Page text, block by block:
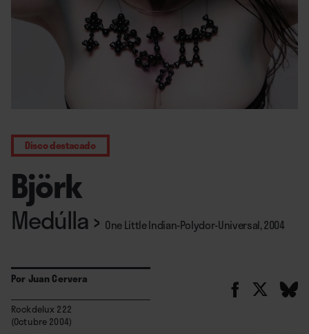
Disco destacado
Björk
Medúlla› One Little Indian-Polydor-Universal, 2004
Por Juan Cervera
Rockdelux 222
(Octubre 2004)